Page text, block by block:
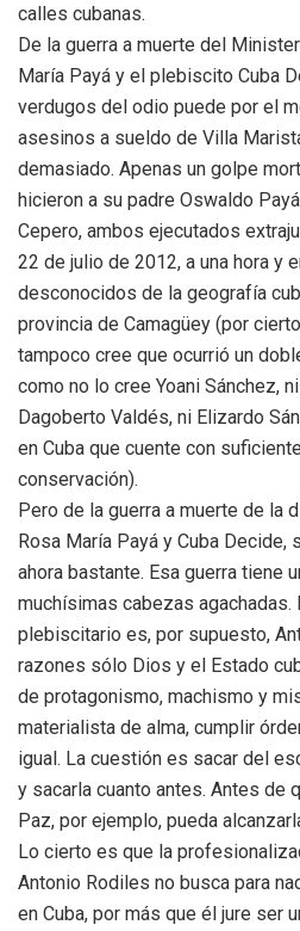
calles cubanas.
De la guerra a muerte del
María Payá y el plebiscito Cuba
verdugos del odio puede por el
asesinos a sueldo de Villa
demasiado. Apenas un golpe
hicieron a su padre Oswaldo
Cepero, ambos ejecutados
22 de julio de 2012, a una hora y
desconocidos de la geografía
provincia de Camagüey (por
tampoco cree que ocurrió un
como no lo cree Yoani Sánchez,
Dagoberto Valdés, ni Elizardo
en Cuba que cuente con
conservación).
Pero de la guerra a muerte de la
Rosa María Payá y Cuba
ahora bastante. Esa guerra tiene
muchísimas cabezas agachadas.
plebiscitario es, por supuesto,
razones sólo Dios y el Estado
de protagonismo, machismo y
materialista de alma, cumplir
igual. La cuestión es sacar del
y sacarla cuanto antes. Antes de
Paz, por ejemplo, pueda
Lo cierto es que la
Antonio Rodiles no busca para
en Cuba, por más que él jure ser